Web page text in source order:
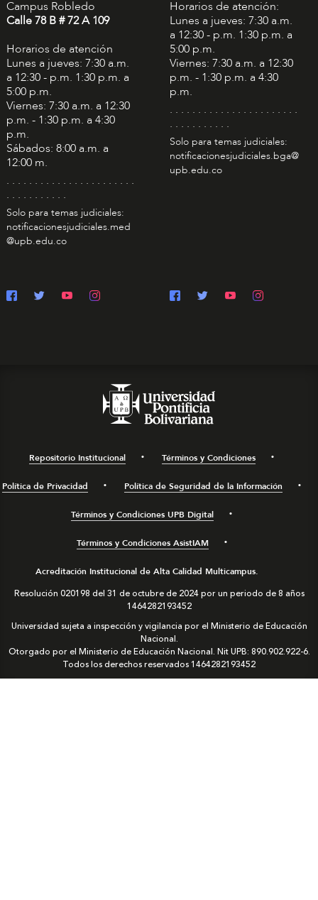
Campus Robledo
Calle 78 B # 72 A 109
Horarios de atención
Lunes a jueves: 7:30 a.m.
a 12:30 - p.m. 1:30 p.m. a
5:00 p.m.
Viernes: 7:30 a.m. a 12:30
p.m. - 1:30 p.m. a 4:30
p.m.
Sábados: 8:00 a.m. a
12:00 m.
. . . . . . . . . . . . . . . . . . . . . . .
. . . . . . . . . . .
Solo para temas judiciales:
notificacionesjudiciales.med
@upb.edu.co
Horarios de atención:
Lunes a jueves: 7:30 a.m.
a 12:30 - p.m. 1:30 p.m. a
5:00 p.m.
Viernes: 7:30 a.m. a 12:30
p.m. - 1:30 p.m. a 4:30
p.m.
. . . . . . . . . . . . . . . . . . . . . . .
. . . . . . . . . . .
Solo para temas judiciales:
notificacionesjudiciales.bga@
upb.edu.co
Repositorio Institucional Términos y Condiciones
Política de Privacidad Política de Seguridad de la Información
Términos y Condiciones UPB Digital
Términos y Condiciones AsistIAM
Acreditación Institucional de Alta Calidad Multicampus.
Resolución 020198 del 31 de octubre de 2024 por un periodo de 8 años
1464282193452
Universidad sujeta a inspección y vigilancia por el Ministerio de Educación
Nacional.
Otorgado por el Ministerio de Educación Nacional. Nit UPB: 890.902.922-6.
Todos los derechos reservados1464282193452